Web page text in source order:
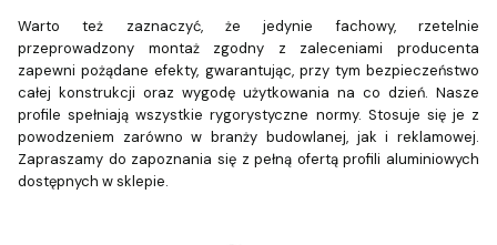
Warto też zaznaczyć, że jedynie fachowy, rzetelnie
przeprowadzony montaż zgodny z zaleceniami producenta
zapewni pożądane efekty, gwarantując, przy tym bezpieczeństwo
całej konstrukcji oraz wygodę użytkowania na co dzień. Nasze
profile spełniają wszystkie rygorystyczne normy. Stosuje się je z
powodzeniem zarówno w branży budowlanej, jak i reklamowej.
Zapraszamy do zapoznania się z pełną ofertą profili aluminiowych
dostępnych w sklepie.